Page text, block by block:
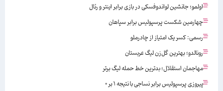
اولمو؛ جانشین لواندوفسکی در بازی برابر اینتر و رئال
چهارمین شکست پرسپولیس برابر سپاهان
رسمی: کسر یک امتیاز از چادرملو
رونالدو؛ بهترین گل‌زن لیگ عربستان
مهاجمان استقلال؛ بدترین خط حمله لیگ برتر
پیروزی پرسپولیس برابر نساجی با نتیجه ۱ بر ۰